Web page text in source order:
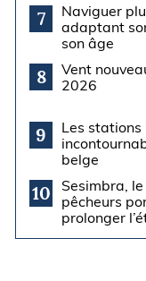
7
Naviguer
adaptant
son âge
8
Vent
2026
9
Les
belge
10
Sesimbra,
pêcheurs
prolonger